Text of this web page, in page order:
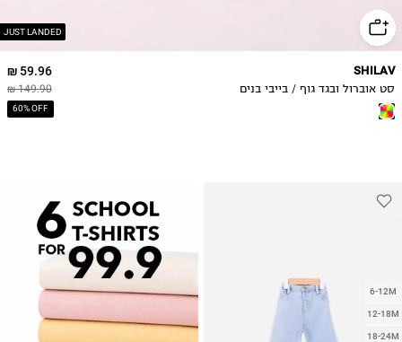
JUST LANDED
59.96 ₪
149.90 ₪
60% OFF
SHILAV
סט אוברול ובגד גוף / בייבי בנים
6-12M
12-18M
18-24M